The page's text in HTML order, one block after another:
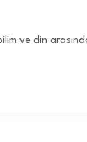
ve din